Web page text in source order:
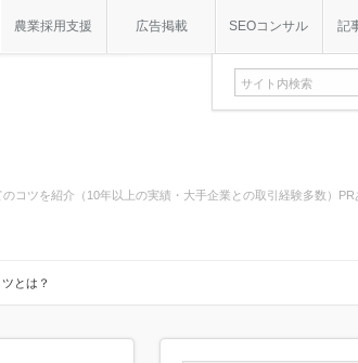
農業採用支援 広告掲載 SEOコンサル 記
コツを紹介（10年以上の実績・大手企業との取引経験多数）
とは？